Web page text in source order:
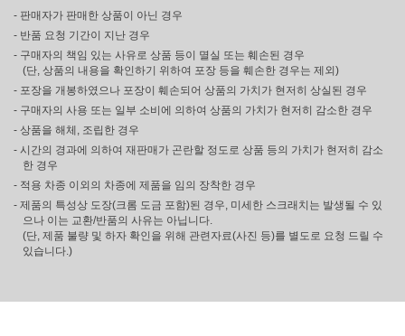
- 판매자가 판매한 상품이 아닌 경우
- 반품 요청 기간이 지난 경우
- 구매자의 책임 있는 사유로 상품 등이 멸실 또는 훼손된 경우
(단, 상품의 내용을 확인하기 위하여 포장 등을 훼손한 경우는 제외)
- 포장을 개봉하였으나 포장이 훼손되어 상품의 가치가 현저히 상실된 경우
- 구매자의 사용 또는 일부 소비에 의하여 상품의 가치가 현저히 감소한 경우
- 상품을 해체, 조립한 경우
- 시간의 경과에 의하여 재판매가 곤란할 정도로 상품 등의 가치가 현저히 감소
한 경우
- 적용 차종 이외의 차종에 제품을 임의 장착한 경우
- 제품의 특성상 도장(크롬 도금 포함)된 경우, 미세한 스크래치는 발생될 수 있
으나 이는 교환/반품의 사유는 아닙니다.
(단, 제품 불량 및 하자 확인을 위해 관련자료(사진 등)를 별도로 요청 드릴 수
있습니다.)